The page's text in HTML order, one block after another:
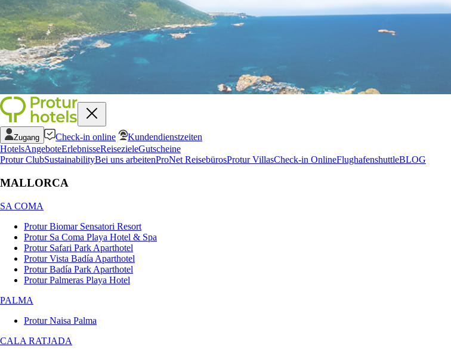
Zugang Check-in online
Kundendienstzeiten
HotelsAngeboteErlebnisseReisezieleGutscheine
Protur ClubSustainabilityBei uns arbeitenProNet ReisebürosProtur VillasCheck-in OnlineFlughafenshuttleBLOG
MALLORCA
SA COMA
Protur Biomar Sensatori Resort
Protur Sa Coma Playa Hotel & Spa
Protur Safari Park Aparthotel
Protur Vista Badía Aparthotel
Protur Badía Park Aparthotel
Protur Palmeras Playa Hotel
PALMA
Protur Naisa Palma
CALA RATJADA